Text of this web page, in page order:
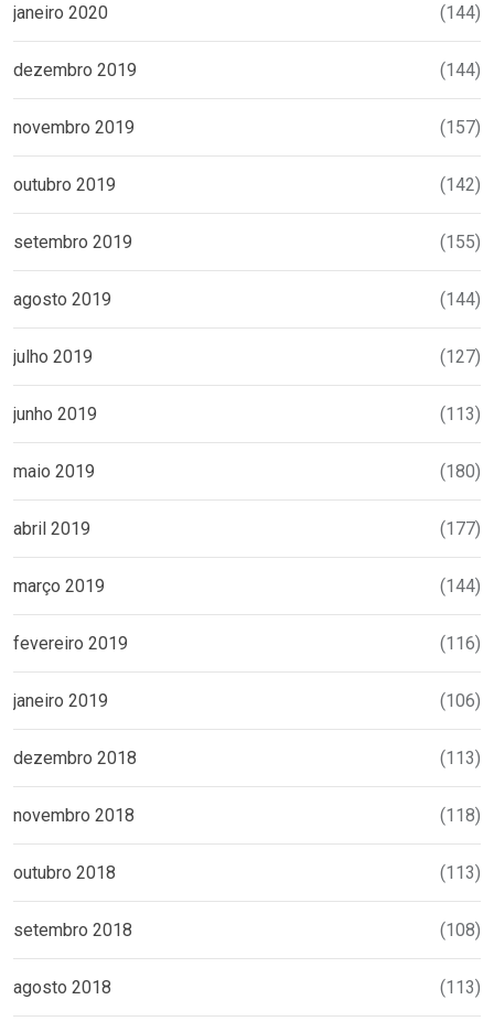
janeiro 2020 (144)
dezembro 2019 (144)
novembro 2019 (157)
outubro 2019 (142)
setembro 2019 (155)
agosto 2019 (144)
julho 2019 (127)
junho 2019 (113)
maio 2019 (180)
abril 2019 (177)
março 2019 (144)
fevereiro 2019 (116)
janeiro 2019 (106)
dezembro 2018 (113)
novembro 2018 (118)
outubro 2018 (113)
setembro 2018 (108)
agosto 2018 (113)